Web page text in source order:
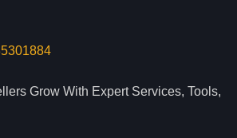
Grow With Expert Services, Tools,